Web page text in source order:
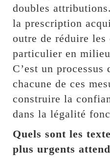
doubles
la prescription
outre de réduire
particulier en
C’est un
chacune de ces
construire la
dans la légalité
Quels sont les
plus urgents